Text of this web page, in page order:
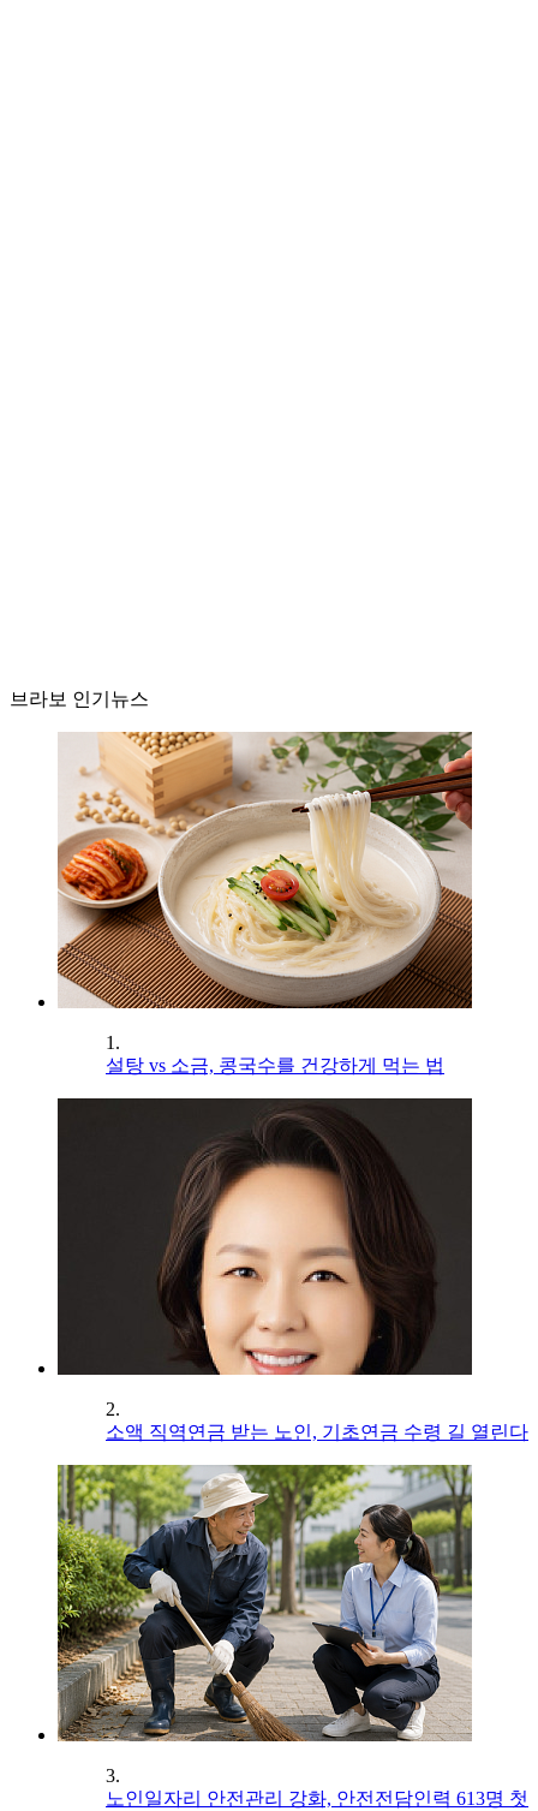
브라보 인기뉴스
1.
설탕 vs 소금, 콩국수를 건강하게 먹는 법
2.
소액 직역연금 받는 노인, 기초연금 수령 길 열린다
3.
노인일자리 안전관리 강화, 안전전담인력 613명 첫